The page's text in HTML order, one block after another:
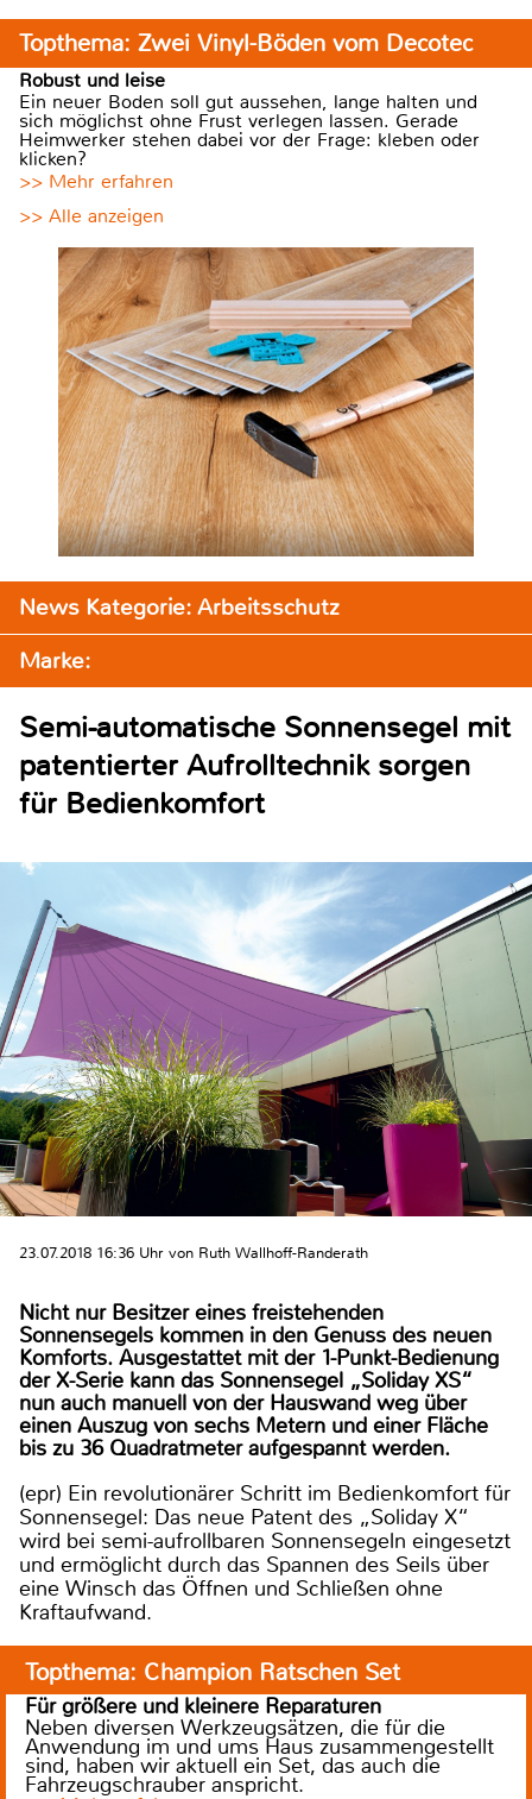
Topthema: Zwei Vinyl-Böden vom Decotec
Robust und leise
Ein neuer Boden soll gut aussehen, lange halten und
sich möglichst ohne Frust verlegen lassen. Gerade
Heimwerker stehen dabei vor der Frage: kleben oder
klicken?
>> Mehr erfahren
>> Alle anzeigen
News Kategorie: Arbeitsschutz
Marke:
Semi-automatische Sonnensegel mit
patentierter Aufrolltechnik sorgen
für Bedienkomfort
23.07.2018 16:36 Uhr von Ruth Wallhoff-Randerath
Nicht nur Besitzer eines freistehenden
Sonnensegels kommen in den Genuss des neuen
Komforts. Ausgestattet mit der 1-Punkt-Bedienung
der X-Serie kann das Sonnensegel „Soliday XS“
nun auch manuell von der Hauswand weg über
einen Auszug von sechs Metern und einer Fläche
bis zu 36 Quadratmeter aufgespannt werden.
(epr) Ein revolutionärer Schritt im Bedienkomfort für
Sonnensegel: Das neue Patent des „Soliday X“
wird bei semi-aufrollbaren Sonnensegeln eingesetzt
und ermöglicht durch das Spannen des Seils über
eine Winsch das Öffnen und Schließen ohne
Kraftaufwand.
Topthema: Champion Ratschen Set
Für größere und kleinere Reparaturen
Neben diversen Werkzeugsätzen, die für die
Anwendung im und ums Haus zusammengestellt
sind, haben wir aktuell ein Set, das auch die
Fahrzeugschrauber anspricht.